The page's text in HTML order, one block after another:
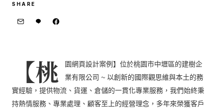
SHARE
【桃 園網頁設計案例】 位於桃園市中壢區的建樹企
業有限公司 ~ 以創新的國際觀思維與本土的務
實經驗，提供物流、貨運、倉儲的一貫化專業服務，我們始終秉
持熱情服務、專業處理、顧客至上的經營理念，多年來榮獲客戶